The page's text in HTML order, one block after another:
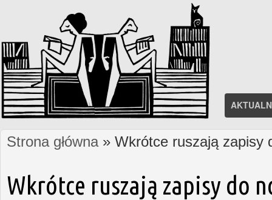
Jesteś tutaj
Strona główna» Wkrótce ruszają zapisy
Wkrótce ruszają zapisy do